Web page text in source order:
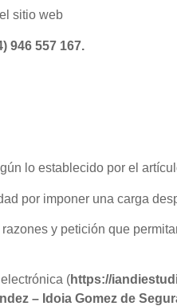
sitio web
946 557 167.
lo establecido por el
por imponer una carga
y petición que
(https://
– Idoia Gomez de